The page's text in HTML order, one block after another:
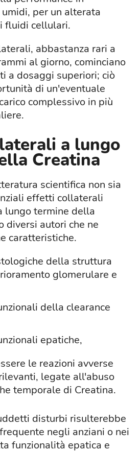
per un alterata
fluidi cellulari.
abbastanza rari a
al giorno, cominciano
a dosaggi superiori; ciò
di un'eventuale
complessivo in più
a lungo
Creatina
scientifica non sia
effetti collaterali
lungo termine della
diversi autori che ne
caratteristiche.
della struttura
glomerulare e
della clearance
epatiche,
le reazioni avverse
legate all'abuso
temporale di Creatina.
disturbi risulterebbe
negli anziani o nei
funzionalità epatica e